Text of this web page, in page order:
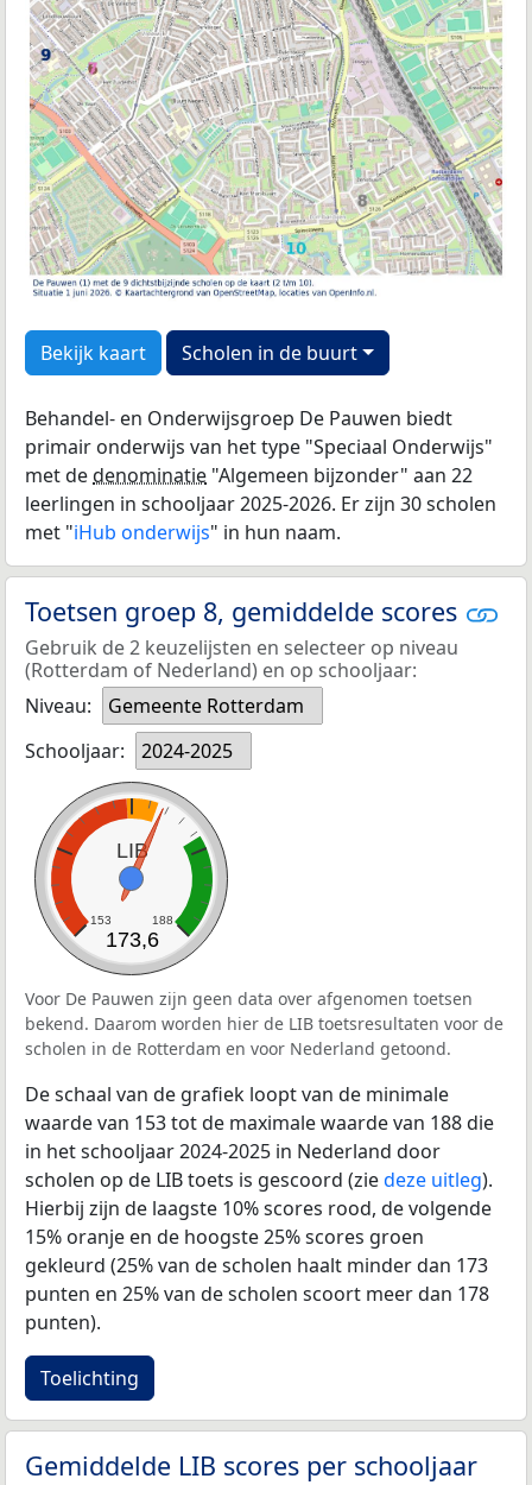
Bekijk kaart Scholen in de buurt
Behandel- en Onderwijsgroep De Pauwen biedt
primair onderwijs van het type "Speciaal Onderwijs"
met dedenominatie "Algemeen bijzonder" aan 22
leerlingen in schooljaar 2025-2026. Er zijn 30 scholen
met "iHub onderwijs" in hun naam.
Toetsen groep 8, gemiddelde scores
Gebruik de 2 keuzelijsten en selecteer op niveau
(Rotterdam of Nederland) en op schooljaar:
Niveau:
Gemeente Rotterdam
Schooljaar:
2024-2025
LIB
153 188
173,6
Voor De Pauwen zijn geen data over afgenomen toetsen
bekend. Daarom worden hier de LIB toetsresultaten voor de
scholen in de Rotterdam en voor Nederland getoond.
De schaal van de grafiek loopt van de minimale
waarde van 153 tot de maximale waarde van 188 die
in het schooljaar 2024-2025 in Nederland door
scholen op de LIB toets is gescoord (ziedeze uitleg).
Hierbij zijn de laagste 10% scores rood, de volgende
15% oranje en de hoogste 25% scores groen
gekleurd (25% van de scholen haalt minder dan 173
punten en 25% van de scholen scoort meer dan 178
punten).
Toelichting
Gemiddelde LIB scores per schooljaar